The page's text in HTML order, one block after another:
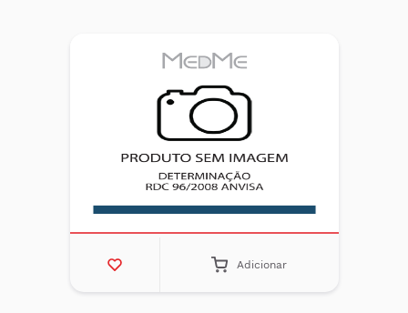
Adicionar